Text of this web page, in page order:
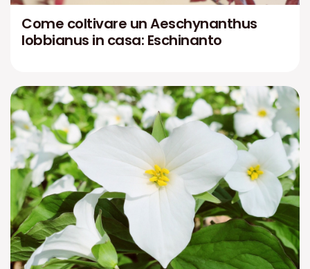
Come coltivare un Aeschynanthus
lobbianus in casa: Eschinanto